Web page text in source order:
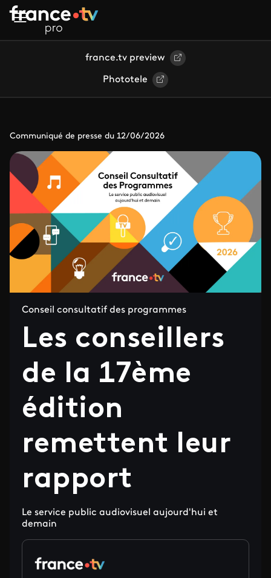
Aller au contenu principal
france.tv preview
Phototele
Communiqué de presse du 12/06/2026
Conseil consultatif des programmes
Les conseillers
de la 17ème
édition
remettent leur
rapport
Le service public audiovisuel aujourd'hui et
demain